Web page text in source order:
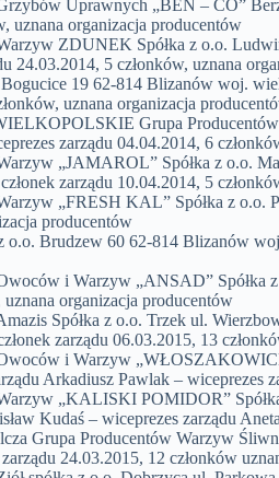
Uprawnych „BEN – CO”
uznana organizacja producentów
ZDUNEK Spółka z o.o.
24.03.2014, 5 członków, uznana
19 62-814 Blizanów woj.
uznana organizacja
Grupa Producentów
zarządu 04.04.2014, 6
„JAMAROL” Spółka z o.o.
zarządu 10.04.2014, 5
„FRESH KAL” Spółka z o.o.
producentów
Brudzew 60 62-814 Blizanów
i Warzyw „ANSAD” Spółka
organizacja producentów
Spółka z o.o. Trzek ul.
zarządu 06.03.2015, 13
i Warzyw
Arkadiusz Pawlak – wiceprezes
„KALISKI POMIDOR”
Kudaś – wiceprezes zarządu
Grupa Producentów Warzyw
24.03.2015, 12 członków